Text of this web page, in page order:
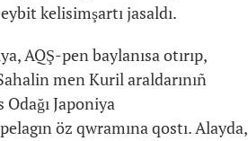
kelisimşartı jasaldı.
AQŞ-pen baylanısa otırıp,
men Kuril araldarınıñ
Odağı Japoniya
öz qwramına qostı. Alayda,